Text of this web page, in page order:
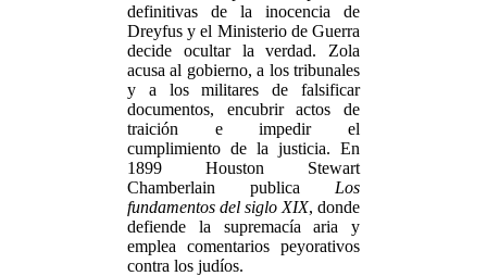
definitivas de la inocencia de
Dreyfus y el Ministerio de Guerra
decide ocultar la verdad. Zola
acusa al gobierno, a los tribunales
y a los militares de falsificar
documentos, encubrir actos de
traición e impedir el
cumplimiento de la justicia. En
1899 Houston Stewart
Chamberlain publica Los
fundamentos del siglo XIX, donde
defiende la supremacía aria y
emplea comentarios peyorativos
contra los judíos.